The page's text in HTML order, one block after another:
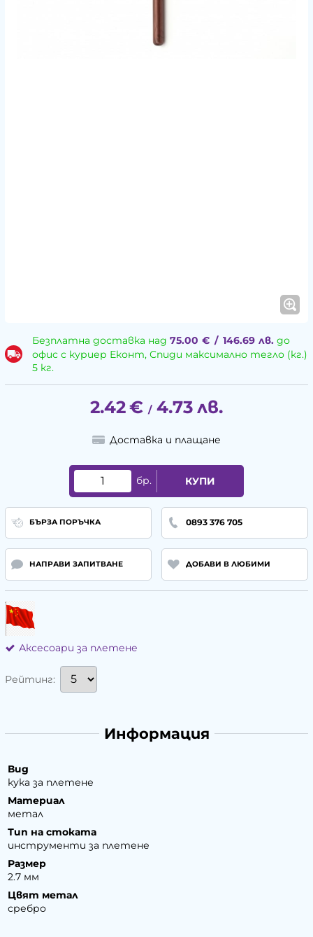
Безплатна доставка над 75.00 € / 146.69 лв.до
офис с куриер Еконт, Спиди максимално тегло (кг.)
5 кг.
2.42€ / 4.73 лв.
Доставка и плащане
бр. КУПИ
БЪРЗА ПОРЪЧКА 0893 376 705
НАПРАВИ ЗАПИТВАНЕ ДОБАВИ В ЛЮБИМИ
Аксесоари за плетене
Рейтинг:
Информация
Вид
кука за плетене
Материал
метал
Тип на стоката
инструменти за плетене
Размер
2.7 мм
Цвят метал
сребро